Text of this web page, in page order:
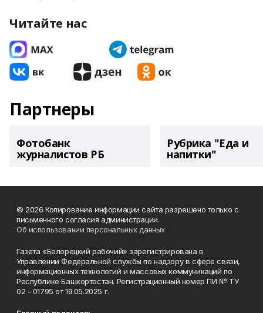
Читайте нас
Партнеры
Фотобанк
журналистов РБ
Рубрика "Еда и
напитки"
© 2026 Копирование информации сайта разрешено только с
письменного согласия администрации.
Об использовании персональных данных
Газета «Белорецкий рабочий» зарегистрирована в
Управлении Федеральной службы по надзору в сфере связи,
информационных технологий и массовых коммуникаций по
Республике Башкортостан. Регистрационный номер ПИ № ТУ
02 - 01795 от 19.05.2025 г.